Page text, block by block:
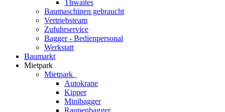
Thwaites
Baumaschinen gebraucht
Vertriebsteam
Zufuhrservice
Bagger - Bedienpersonal
Werkstatt
Baumarkt
Mietpark
Mietpark
Autokrane
Kipper
Minibagger